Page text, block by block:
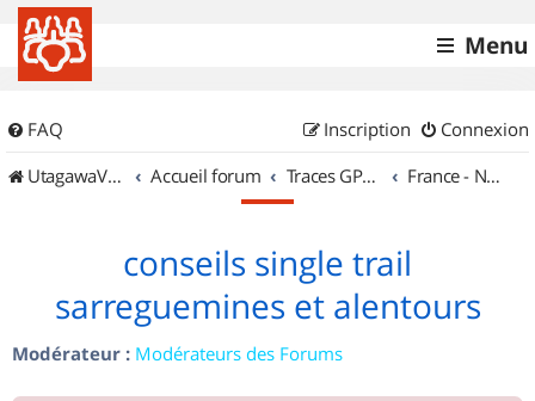
Menu
FAQ Connexion
Inscription
UtagawaVTT (Randos VTT et VTTAE avec traces GPS)
Accueil forum Traces GPS de randos VTT France - Nord Est
conseils single trail
sarreguemines et alentours
Modérateur : Modérateurs des Forums